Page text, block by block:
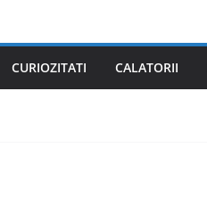
CURIOZITATI CALATORII